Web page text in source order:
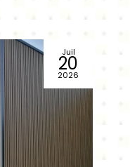
Juil
20
2026